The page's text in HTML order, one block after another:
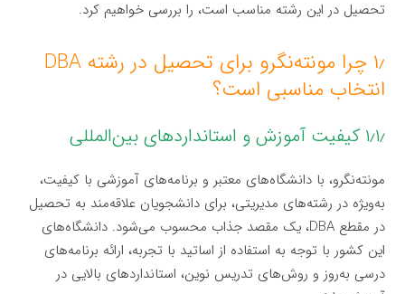
تحصیل در این رشته مناسب است، را بررسی خواهیم کرد.
۱٫ چرا مونته‌نگرو برای تحصیل در رشته DBA
انتخاب مناسبی است؟
۱٫۱٫ کیفیت آموزش و استانداردهای بین‌المللی
مونته‌نگرو، با دانشگاه‌های معتبر و برنامه‌های آموزشی با کیفیت،
به‌ویژه در رشته‌های مدیریتی، برای دانشجویان علاقه‌مند به تحصیل
در مقطع DBA، یک مقصد جذاب محسوب می‌شود. دانشگاه‌های
این کشور با توجه به استفاده از اساتید با تجربه، ارائه برنامه‌های
درسی به‌روز و روش‌های تدریس نوین، استانداردهای بالایی در